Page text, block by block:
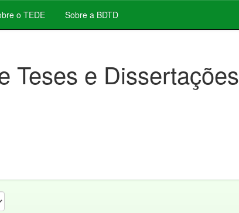
o TEDE Sobre a BDTD
Teses e Dissertações